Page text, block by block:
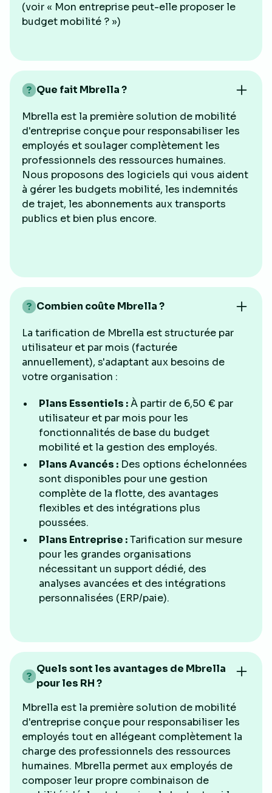
(voir « Mon entreprise peut-elle proposer le
budget mobilité ? »)
Que fait Mbrella ?
Mbrella est la première solution de mobilité
d'entreprise conçue pour responsabiliser les
employés et soulager complètement les
professionnels des ressources humaines.
Nous proposons des logiciels qui vous aident
à gérer les budgets mobilité, les indemnités
de trajet, les abonnements aux transports
publics et bien plus encore.
Combien coûte Mbrella ?
La tarification de Mbrella est structurée par
utilisateur et par mois (facturée
annuellement), s'adaptant aux besoins de
votre organisation :
Plans Essentiels :À partir de 6,50 € par
utilisateur et par mois pour les
fonctionnalités de base du budget
mobilité et la gestion des employés.
Plans Avancés : Des options échelonnées
sont disponibles pour une gestion
complète de la flotte, des avantages
flexibles et des intégrations plus
poussées.
Plans Entreprise :Tarification sur mesure
pour les grandes organisations
nécessitant un support dédié, des
analyses avancées et des intégrations
personnalisées (ERP/paie).
Quels sont les avantages de Mbrella
pour les RH ?
Mbrella est la première solution de mobilité
d'entreprise conçue pour responsabiliser les
employés tout en allégeant complètement la
charge des professionnels des ressources
humaines. Mbrella permet aux employés de
composer leur propre combinaison de